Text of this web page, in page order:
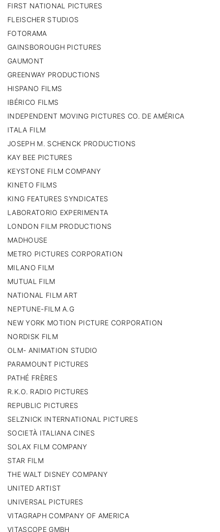
FIRST NATIONAL PICTURES
FLEISCHER STUDIOS
FOTORAMA
GAINSBOROUGH PICTURES
GAUMONT
GREENWAY PRODUCTIONS
HISPANO FILMS
IBÉRICO FILMS
INDEPENDENT MOVING PICTURES CO. DE AMÉRICA
ITALA FILM
JOSEPH M. SCHENCK PRODUCTIONS
KAY BEE PICTURES
KEYSTONE FILM COMPANY
KINETO FILMS
KING FEATURES SYNDICATES
LABORATORIO EXPERIMENTA
LONDON FILM PRODUCTIONS
MADHOUSE
METRO PICTURES CORPORATION
MILANO FILM
MUTUAL FILM
NATIONAL FILM ART
NEPTUNE-FILM A.G
NEW YORK MOTION PICTURE CORPORATION
NORDISK FILM
OLM- ANIMATION STUDIO
PARAMOUNT PICTURES
PATHÉ FRÈRES
R.K.O. RADIO PICTURES
REPUBLIC PICTURES
SELZNICK INTERNATIONAL PICTURES
SOCIETÀ ITALIANA CINES
SOLAX FILM COMPANY
STAR FILM
THE WALT DISNEY COMPANY
UNITED ARTIST
UNIVERSAL PICTURES
VITAGRAPH COMPANY OF AMERICA
VITASCOPE GMBH